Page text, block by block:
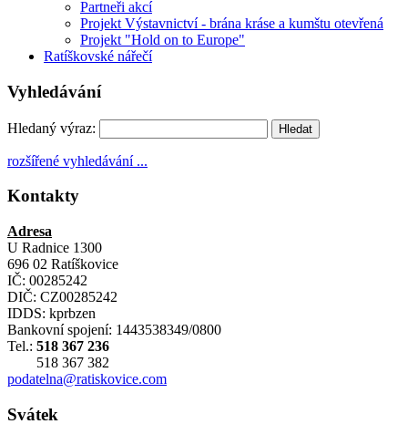
Partneři akcí
Projekt Výstavnictví - brána kráse a kumštu otevřená
Projekt "Hold on to Europe"
Ratíškovské nářečí
Vyhledávání
Hledaný výraz:
rozšířené vyhledávání ...
Kontakty
Adresa
U Radnice 1300
696 02 Ratíškovice
IČ: 00285242
DIČ: CZ00285242
IDDS: kprbzen
Bankovní spojení: 1443538349/0800
Tel.: 518 367 236
518 367 382
podatelna@ratiskovice.com
Svátek